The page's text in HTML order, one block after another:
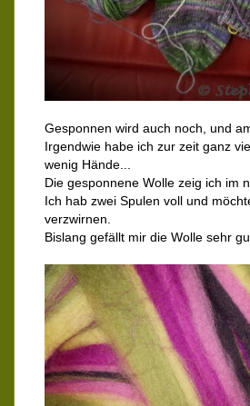
Gesponnen wird auch noch, und
Irgendwie habe ich zur zeit ganz
wenig Hände...
Die gesponnene Wolle zeig ich im
Ich hab zwei Spulen voll und
verzwirnen.
Bislang gefällt mir die Wolle sehr